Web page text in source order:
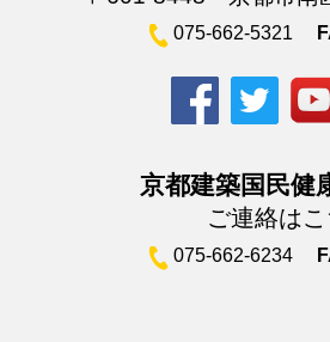
075-662-5321
京都建築国民健
ご連絡は
075-662-6234